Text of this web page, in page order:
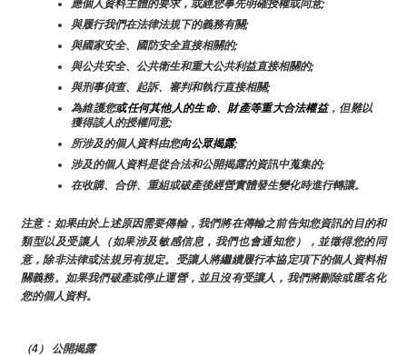
應個人資料主體的要求，或經您事先明確授權或同意;
與履行我們在法律法規下的義務有關;
與國家安全、國防安全直接相關的;
與公共安全、公共衛生和重大公共利益直接相關的;
與刑事偵查、起訴、審判和執行直接相關;
為維護您或任何其他人的生命、財產等重大合法權益，但難以
獲得該人的授權同意;
所涉及的個人資料由您向公眾揭露;
涉及的個人資料是從合法和公開揭露的資訊中蒐集的;
在收購、合併、重組或破產後經營實體發生變化時進行轉讓。
注意：如果由於上述原因需要傳輸，我們將在傳輸之前告知您資訊的目的和
類型以及受讓人（如果涉及敏感信息，我們也會通知您），並徵得您的同
意，除非法律或法規另有規定。受讓人將繼續履行本協定項下的個人資料相
關義務。如果我們破產或停止運營，並且沒有受讓人，我們將刪除或匿名化
您的個人資料。
（4） 公開揭露